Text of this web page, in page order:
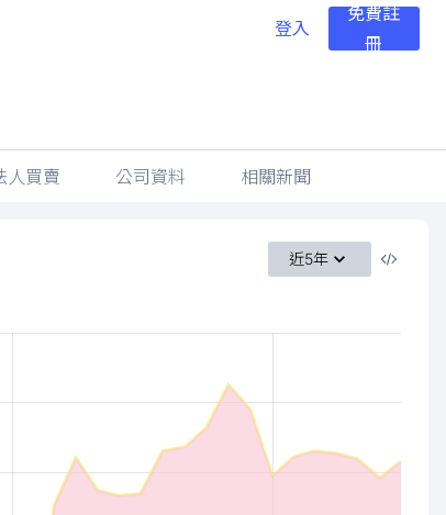
登入
免費註
冊
人買賣 公司資料 相關新聞
近5年